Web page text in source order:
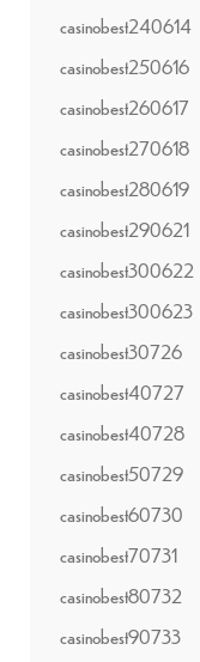
casinobest240614
casinobest250616
casinobest260617
casinobest270618
casinobest280619
casinobest290621
casinobest300622
casinobest300623
casinobest30726
casinobest40727
casinobest40728
casinobest50729
casinobest60730
casinobest70731
casinobest80732
casinobest90733